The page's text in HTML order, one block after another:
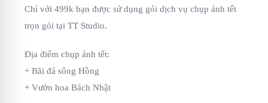
Chỉ với 499k bạn được sử dụng gói dịch vụ chụp ảnh tết
trọn gói tại TT Studio.
Địa điểm chụp ảnh tết:
+ Bãi đá sông Hồng
+ Vườn hoa Bách Nhật